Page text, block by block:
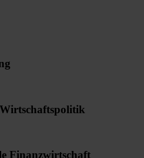
Finanzwirtschaft